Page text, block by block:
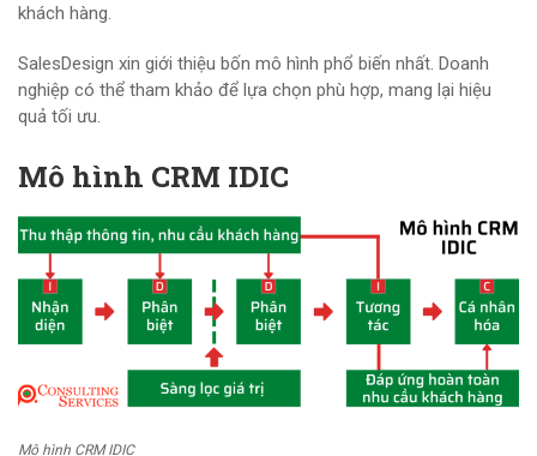
khách hàng.
SalesDesign xin giới thiệu bốn mô hình phổ biến nhất. Doanh
nghiệp có thể tham khảo để lựa chọn phù hợp, mang lại hiệu
quả tối ưu.
Mô hình CRM IDIC
Mô hình CRM IDIC